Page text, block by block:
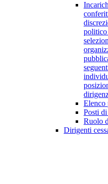
politico
Elenco
Posti
Ruolo
Dirigenti